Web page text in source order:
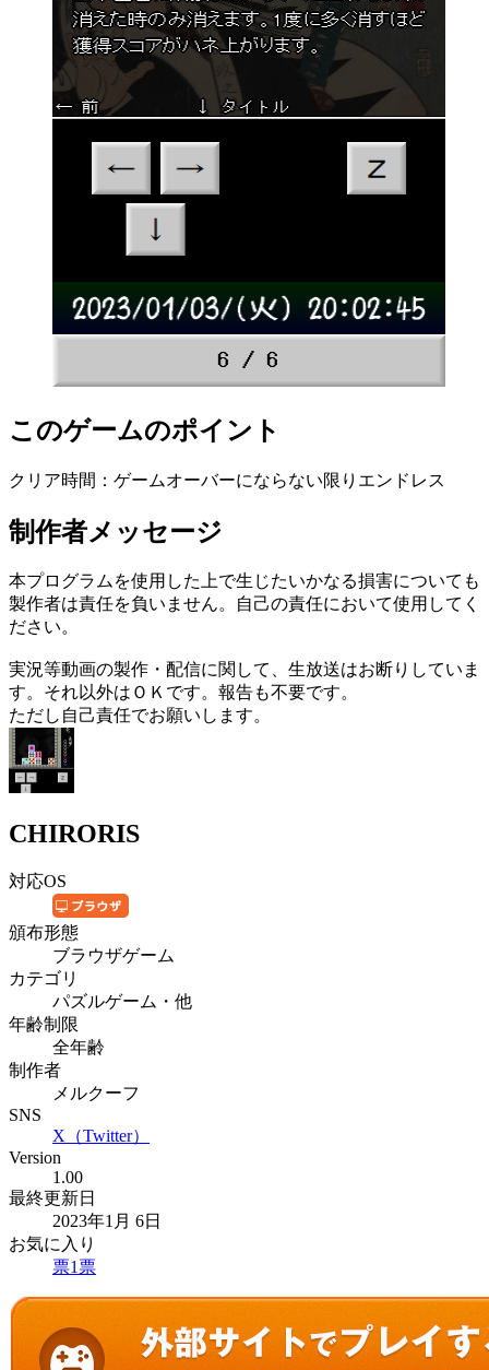
このゲームのポイント
クリア時間：ゲームオーバーにならない限りエンドレス
制作者メッセージ
本プログラムを使用した上で生じたいかなる損害についても
製作者は責任を負いません。自己の責任において使用してく
ださい。
実況等動画の製作・配信に関して、生放送はお断りしていま
す。それ以外はＯＫです。報告も不要です。
ただし自己責任でお願いします。
CHIRORIS
対応OS
頒布形態
ブラウザゲーム
カテゴリ
パズルゲーム・他
年齢制限
全年齢
制作者
メルクーフ
SNS
X（Twitter）
Version
1.00
最終更新日
2023年1月 6日
お気に入り
票1 票